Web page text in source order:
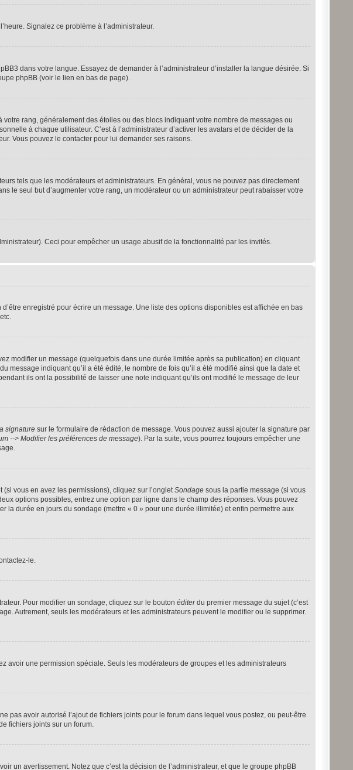
Signalez ce problème à l’administrateur.
dans votre langue. Essayez de demander à l’administrateur d’installer la langue désirée. Si
phpBB (voir le lien en bas de page).
rang, généralement des étoiles ou des blocs indiquant votre nombre de messages ou
à chaque utilisateur. C’est à l’administrateur d’activer les avatars et de décider de la
Vous pouvez le contacter pour lui demander ses raisons.
tels que les modérateurs et administrateurs. En général, vous ne pouvez pas directement
le seul but d’augmenter votre rang, un modérateur ou un administrateur peut rabaisser votre
Ceci pour empêcher un usage abusif de la fonctionnalité par les invités.
enregistré pour écrire un message. Une liste des options disponibles est affichée en bas
modifier un message (quelquefois dans une durée limitée après sa publication) en cliquant
message indiquant qu’il a été édité, le nombre de fois qu’il a été modifié ainsi que la date et
ils ont la possibilité de laisser une note indiquant qu’ils ont modifié le message de leur
signaturesur le formulaire de rédaction de message. Vous pouvez aussi ajouter la signature par
--> Modifier les préférences de message). Par la suite, vous pourrez toujours empêcher une
(si vous en avez les permissions), cliquez sur l’ongletSondagesous la partie message (si vous
options possibles, entrez une option par ligne dans le champ des réponses. Vous pouvez
la durée en jours du sondage (mettre « 0 » pour une durée illimitée) et enfin permettre aux
le.
Pour modifier un sondage, cliquez sur le bouton éditerdu premier message du sujet (c’est
Autrement, seuls les modérateurs et les administrateurs peuvent le modifier ou le supprimer.
avoir une permission spéciale. Seuls les modérateurs de groupes et les administrateurs
pas avoir autorisé l’ajout de fichiers joints pour le forum dans lequel vous postez, ou peut-être
fichiers joints sur un forum.
un avertissement. Notez que c’est la décision de l’administrateur, et que le groupe phpBB